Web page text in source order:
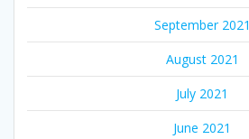
September 2021
August 2021
July 2021
June 2021